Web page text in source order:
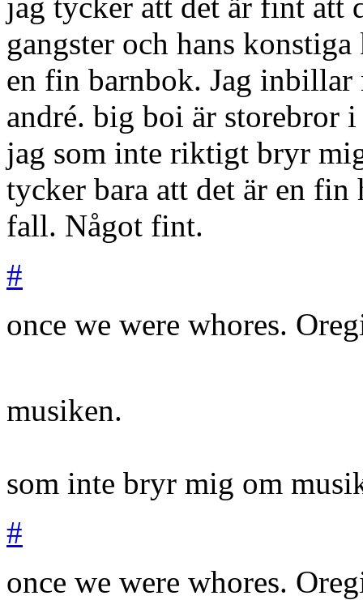
gangster och hans
en fin barnbok. Jag
andré. big boi är storebror
jag som inte riktigt bryr
tycker bara att det är en
fall. Något fint.
#
once we were whores.
musiken.
som inte bryr mig om
#
once we were whores.